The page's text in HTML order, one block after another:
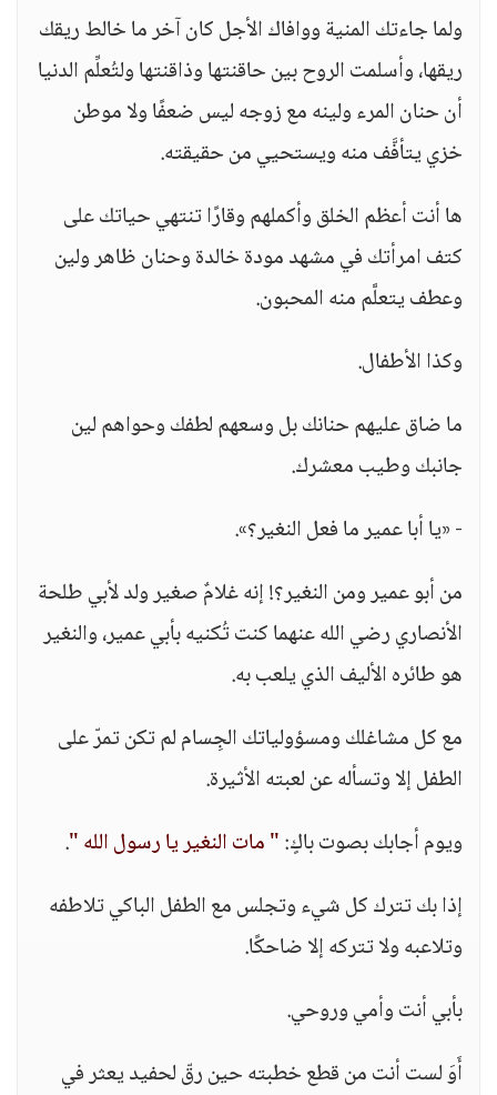
ولما جاءتك المنية ووافاك الأجل كان آخر ما خالط ريقك
ريقها، وأسلمت الروح بين حاقنتها وذاقنتها ولتُعلِّم الدنيا
أن حنان المرء ولينه مع زوجه ليس ضعفًا ولا موطن
خزي يتأفَّف منه ويستحيي من حقيقته.
ها أنت أعظم الخلق وأكملهم وقارًا تنتهي حياتك على
كتف امرأتك في مشهد مودة خالدة وحنان ظاهر ولين
وعطف يتعلَّم منه المحبون.
وكذا الأطفال.
ما ضاق عليهم حنانك بل وسعهم لطفك وحواهم لين
جانبك وطيب معشرك.
- «يا أبا عمير ما فعل النغير؟».
من أبو عمير ومن النغير؟! إنه غلامٌ صغير ولد لأبي طلحة
الأنصاري رضي الله عنهما كنت تُكنيه بأبي عمير، والنغير
هو طائره الأليف الذي يلعب به.
مع كل مشاغلك ومسؤولياتك الجِسام لم تكن تمرّ على
الطفل إلا وتسأله عن لعبته الأثيرة.
ويوم أجابك بصوت باكٍ:" مات النغير يا رسول الله ".
إذا بك تترك كل شيء وتجلس مع الطفل الباكي تلاطفه
وتلاعبه ولا تتركه إلا ضاحكًا.
بأبي أنت وأمي وروحي.
أَوَ لست أنت من قطع خطبته حين رقّ لحفيد يعثر في